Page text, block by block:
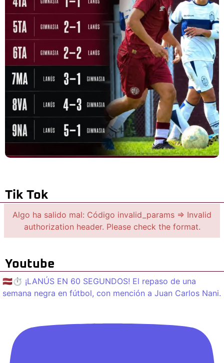
Tik Tok
Algo ha salido mal: Código invalid_params => Invalid
authorization header. Please check the format.
Youtube
🇱🇻⏱️ ¡LANÚS EN 60 SEGUNDOS! El repaso de una
semana negra en fútbol, con mención a Juan Carlos Nani.